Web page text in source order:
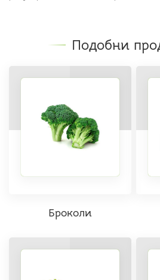
Подобни
Броколи